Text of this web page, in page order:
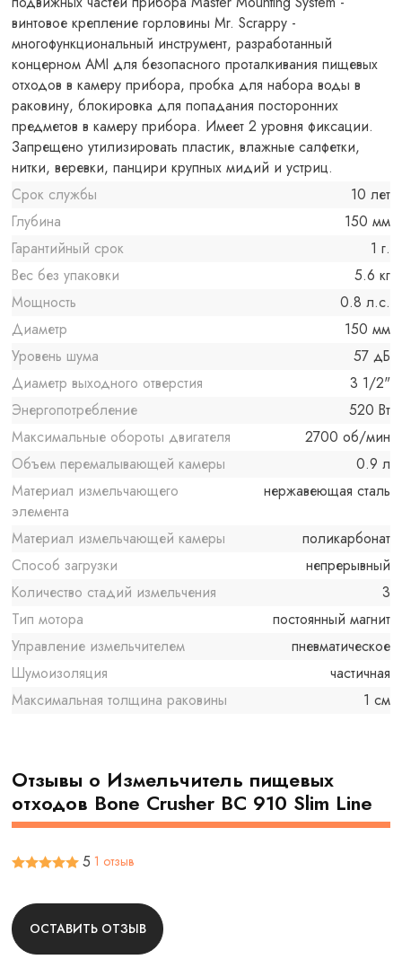
винтовое крепление горловины Mr. Scrappy -
многофункциональный инструмент, разработанный
концерном AMI для безопасного проталкивания пищевых
отходов в камеру прибора, пробка для набора воды в
раковину, блокировка для попадания посторонних
предметов в камеру прибора. Имеет 2 уровня фиксации.
Запрещено утилизировать пластик, влажные салфетки,
нитки, веревки, панцири крупных мидий и устриц.
Срок службы
10 лет
Глубина
150 мм
Гарантийный срок
1 г.
Вес без упаковки
5.6 кг
Мощность
0.8 л.с.
Диаметр
150 мм
Уровень шума
57 дБ
Диаметр выходного отверстия
3 1/2"
Энергопотребление
520 Вт
Максимальные обороты двигателя
2700 об/мин
Объем перемалывающей камеры
0.9 л
Материал измельчающего
элемента
нержавеющая сталь
Материал измельчающей камеры
поликарбонат
Способ загрузки
непрерывный
Количество стадий измельчения
3
Тип мотора
постоянный магнит
Управление измельчителем
пневматическое
Шумоизоляция
частичная
Максимальная толщина раковины
1 см
Отзывы о Измельчитель пищевых
отходов Bone Crusher BC 910 Slim Line
5 1 отзыв
ОСТАВИТЬ ОТЗЫВ